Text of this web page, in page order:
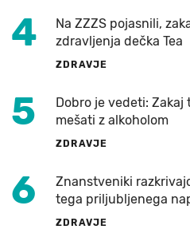
4
Na ZZZS pojasnili,
zdravljenja dečka Tea
ZDRAVJE
5
Dobro je vedeti:
mešati z alkoholom
ZDRAVJE
6
Znanstveniki
tega priljubljenega
ZDRAVJE